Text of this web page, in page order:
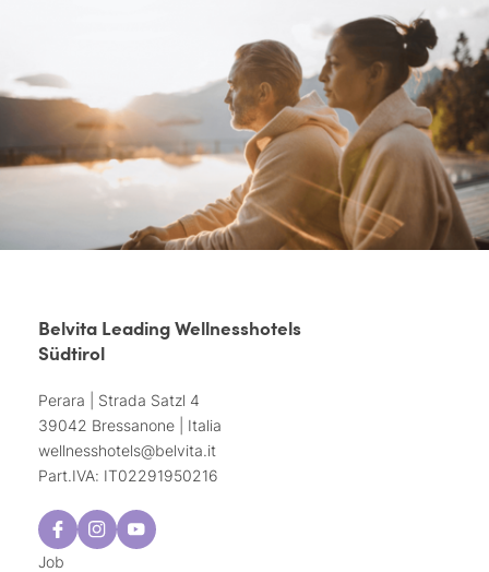
Belvita Leading Wellnesshotels
Südtirol
Perara | Strada Satzl 4
39042 Bressanone | Italia
wellnesshotels@belvita.it
Part.IVA: IT02291950216
Job